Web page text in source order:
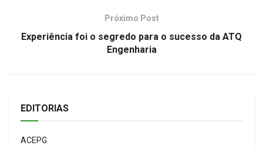
Próximo Post
Experiência foi o segredo para o sucesso da ATQ
Engenharia
EDITORIAS
ACEPG